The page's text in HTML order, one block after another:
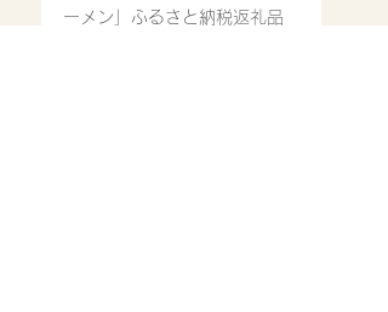
ーメン」ふるさと納税返礼品